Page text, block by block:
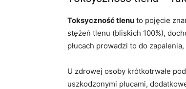
Toksyczność tlenu to pojęcie
stężeń tlenu (bliskich 100%),
płucach prowadzi to do
U zdrowej osoby krótkotrwałe
uszkodzonymi płucami,